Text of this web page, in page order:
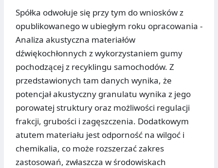
Spółka odwołuje się przy tym do wniosków z
opublikowanego w ubiegłym roku opracowania -
Analiza akustyczna materiałów
dźwiękochłonnych z wykorzystaniem gumy
pochodzącej z recyklingu samochodów. Z
przedstawionych tam danych wynika, że
potencjał akustyczny granulatu wynika z jego
porowatej struktury oraz możliwości regulacji
frakcji, grubości i zagęszczenia. Dodatkowym
atutem materiału jest odporność na wilgoć i
chemikalia, co może rozszerzać zakres
zastosowań, zwłaszcza w środowiskach